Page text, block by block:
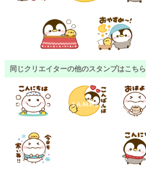
同じクリエイターの他のスタンプはこちら